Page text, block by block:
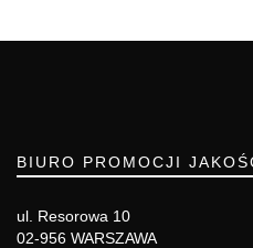
BIURO PROMOCJI
ul. Resorowa 10
02-956 WARSZAWA